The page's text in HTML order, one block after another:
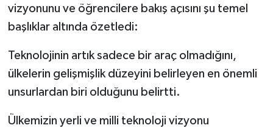
vizyonunu ve öğrencilere bakış açısını şu temel
başlıklar altında özetledi:
Teknolojinin artık sadece bir araç olmadığını,
ülkelerin gelişmişlik düzeyini belirleyen en önemli
unsurlardan biri olduğunu belirtti.
Ülkemizin yerli ve milli teknoloji vizyonu